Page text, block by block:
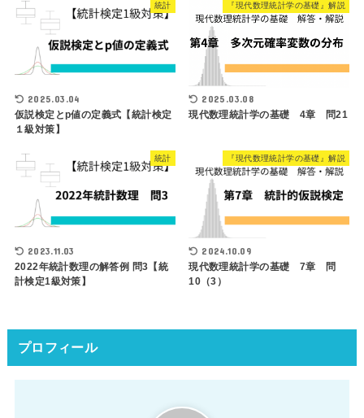
統計
2025.03.04
仮説検定とp値の定義式【統計検定
１級対策】
『現代数理統計学の基礎』解説
2025.03.08
現代数理統計学の基礎 4章 問21
統計
2023.11.03
2022年統計数理の解答例 問3【統
計検定1級対策】
『現代数理統計学の基礎』解説
2024.10.09
現代数理統計学の基礎 7章 問
10（3）
プロフィール